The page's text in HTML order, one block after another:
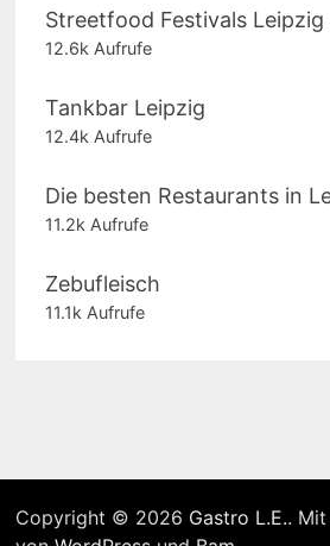
Streetfood Festivals Leipzig
12.6k Aufrufe
Tankbar Leipzig
12.4k Aufrufe
Die besten Restaurants in
11.2k Aufrufe
Zebufleisch
11.1k Aufrufe
Copyright © 2026 Gastro L.E..